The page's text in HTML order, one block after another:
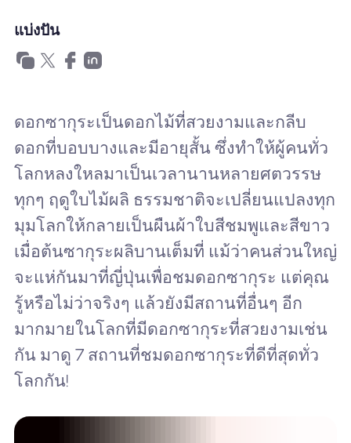
การใช้ eSIM
สำหรับธุรกิจ
แบ่งปัน
ดอกซากุระเป็นดอกไม้ที่สวยงามและกลีบ
ดอกที่บอบบางและมีอายุสั้น ซึ่งทำให้ผู้คนทั่ว
โลกหลงใหลมาเป็นเวลานานหลายศตวรรษ
ทุกๆ ฤดูใบไม้ผลิ ธรรมชาติจะเปลี่ยนแปลงทุก
มุมโลกให้กลายเป็นผืนผ้าใบสีชมพูและสีขาว
เมื่อต้นซากุระผลิบานเต็มที่ แม้ว่าคนส่วนใหญ่
จะแห่กันมาที่ญี่ปุ่นเพื่อชมดอกซากุระ แต่คุณ
รู้หรือไม่ว่าจริงๆ แล้วยังมีสถานที่อื่นๆ อีก
มากมายในโลกที่มีดอกซากุระที่สวยงามเช่น
กัน มาดู 7 สถานที่ชมดอกซากุระที่ดีที่สุดทั่ว
โลกกัน!